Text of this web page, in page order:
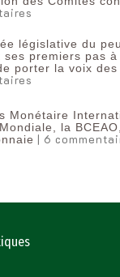
législative du
ses premiers pas à
porter la voix des
Monétaire
la
| 6